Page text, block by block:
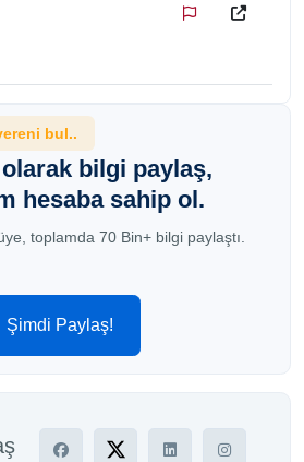
bul..
bilgi paylaş,
hesaba sahip ol.
toplamda 70 Bin+ bilgi paylaştı.
Şimdi Paylaş!